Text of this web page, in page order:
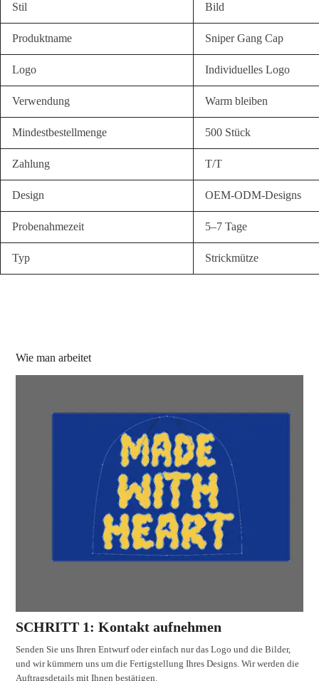
Stil Bild
Produktname Sniper Gang Cap
Logo Individuelles Logo
Verwendung Warm bleiben
Mindestbestellmenge 500 Stück
Zahlung T/T
Design OEM-ODM-Designs
Probenahmezeit 5–7 Tage
Typ Strickmütze
Wie man arbeitet
SCHRITT 1: Kontakt aufnehmen
Senden Sie uns Ihren Entwurf oder einfach nur das Logo und die Bilder,
und wir kümmern uns um die Fertigstellung Ihres Designs. Wir werden die
Auftragsdetails mit Ihnen bestätigen.